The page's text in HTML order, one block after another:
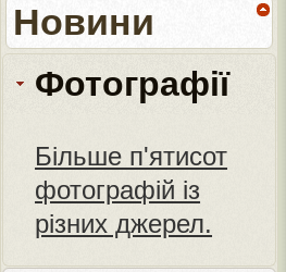
Новини
Фотографії
Більше п'ятисот
фотографій із
різних джерел.